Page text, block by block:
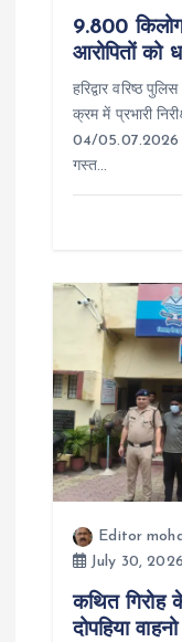
9.800
आरोपितों को
हरिद्वार वरिष्ठ
क्रम में प्रभारी
04/05.07.2026
गस्त…
Editor
July 30, 2026
कथित
दोपहिया